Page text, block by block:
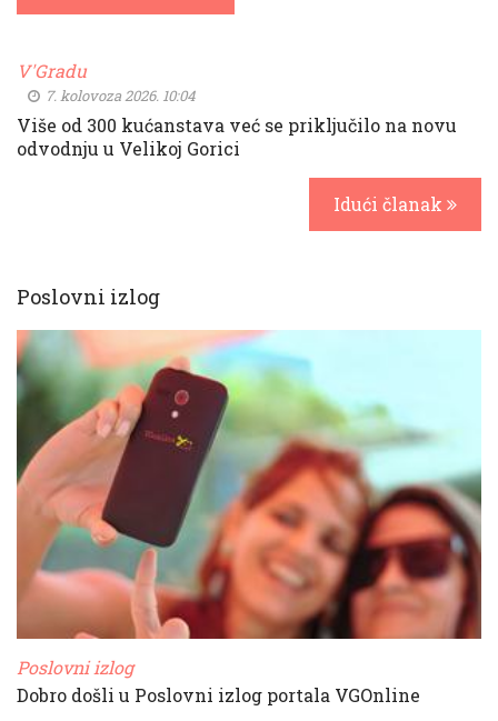
V'Gradu
7. kolovoza 2026. 10:04
Više od 300 kućanstava već se priključilo na novu
odvodnju u Velikoj Gorici
Idući članak
Poslovni izlog
Poslovni izlog
Dobro došli u Poslovni izlog portala VGOnline